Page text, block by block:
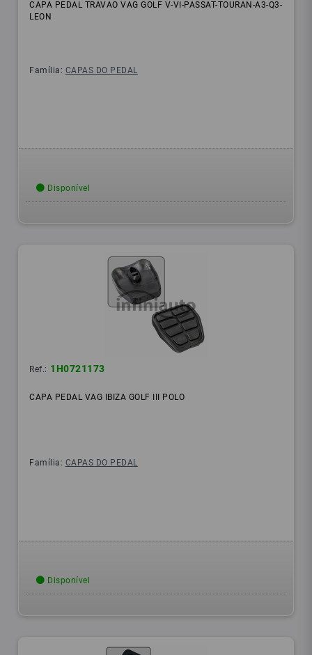
CAPA PEDAL TRAVAO VAG GOLF V-VI-PASSAT-TOURAN-A3-Q3-
LEON
Família: CAPAS DO PEDAL
Disponível
Ref.: 1H0721173
CAPA PEDAL VAG IBIZA GOLF III POLO
Família: CAPAS DO PEDAL
Disponível